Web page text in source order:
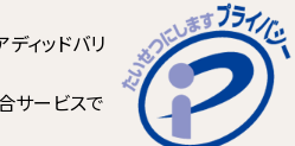
ィッドバリ
サービスで